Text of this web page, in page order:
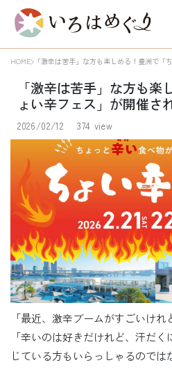
HOME 「激辛は苦手」な方も楽しめる！豊洲で「
「激辛は苦手」な方も楽
ょい辛フェス」が開催さ
2026/02/12 374 view
「最近、激辛ブームがすごいけ
「辛いのは好きだけれど、汗だ
じている方もいらっしゃるのでは